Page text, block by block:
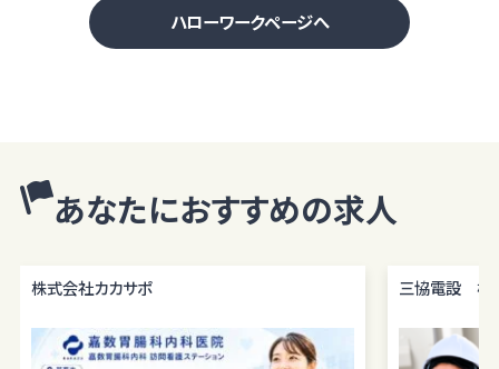
ハローワークページへ
あなたにおすすめの求人
株式会社カカサポ 三協電設 株